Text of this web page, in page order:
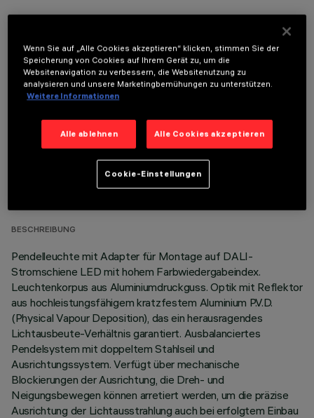
OPTIONALE KOMPONENTEN
TECHNISCHE DATEN
BESCHREIBUNG
Pendelleuchte mit Adapter für Montage auf DALI-
Stromschiene LED mit hohem Farbwiedergabeindex.
Leuchtenkorpus aus Aluminiumdruckguss. Optik mit Reflektor
aus hochleistungsfähigem kratzfestem Aluminium P.V.D.
(Physical Vapour Deposition), das ein herausragendes
Lichtausbeute-Verhältnis garantiert. Ausbalanciertes
Pendelsystem mit doppeltem Stahlseil und
Ausrichtungssystem. Verfügt über mechanische
Blockierungen der Ausrichtung, die Dreh- und
Neigungsbewegen können arretiert werden, um die präzise
Ausrichtung der Lichtausstrahlung auch bei erfolgtem Einbau
Wenn Sie auf „Alle Cookies akzeptieren“ klicken, stimmen Sie der
Speicherung von Cookies auf Ihrem Gerät zu, um die
Websitenavigation zu verbessern, die Websitenutzung zu
analysieren und unsere Marketingbemühungen zu unterstützen.
Weitere Informationen
Alle ablehnen Alle Cookies akzeptieren
Cookie-Einstellungen